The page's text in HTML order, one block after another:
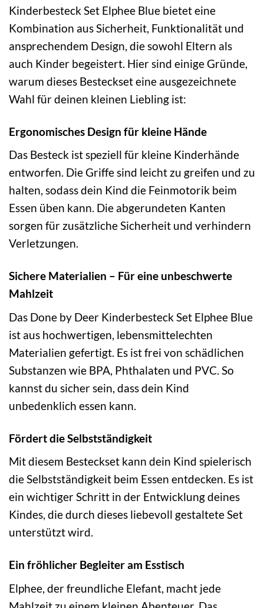
Kinderbesteck Set Elphee Blue bietet eine
Kombination aus Sicherheit, Funktionalität und
ansprechendem Design, die sowohl Eltern als
auch Kinder begeistert. Hier sind einige Gründe,
warum dieses Besteckset eine ausgezeichnete
Wahl für deinen kleinen Liebling ist:
Ergonomisches Design für kleine Hände
Das Besteck ist speziell für kleine Kinderhände
entworfen. Die Griffe sind leicht zu greifen und zu
halten, sodass dein Kind die Feinmotorik beim
Essen üben kann. Die abgerundeten Kanten
sorgen für zusätzliche Sicherheit und verhindern
Verletzungen.
Sichere Materialien – Für eine unbeschwerte
Mahlzeit
Das Done by Deer Kinderbesteck Set Elphee Blue
ist aus hochwertigen, lebensmittelechten
Materialien gefertigt. Es ist frei von schädlichen
Substanzen wie BPA, Phthalaten und PVC. So
kannst du sicher sein, dass dein Kind
unbedenklich essen kann.
Fördert die Selbstständigkeit
Mit diesem Besteckset kann dein Kind spielerisch
die Selbstständigkeit beim Essen entdecken. Es ist
ein wichtiger Schritt in der Entwicklung deines
Kindes, die durch dieses liebevoll gestaltete Set
unterstützt wird.
Ein fröhlicher Begleiter am Esstisch
Elphee, der freundliche Elefant, macht jede